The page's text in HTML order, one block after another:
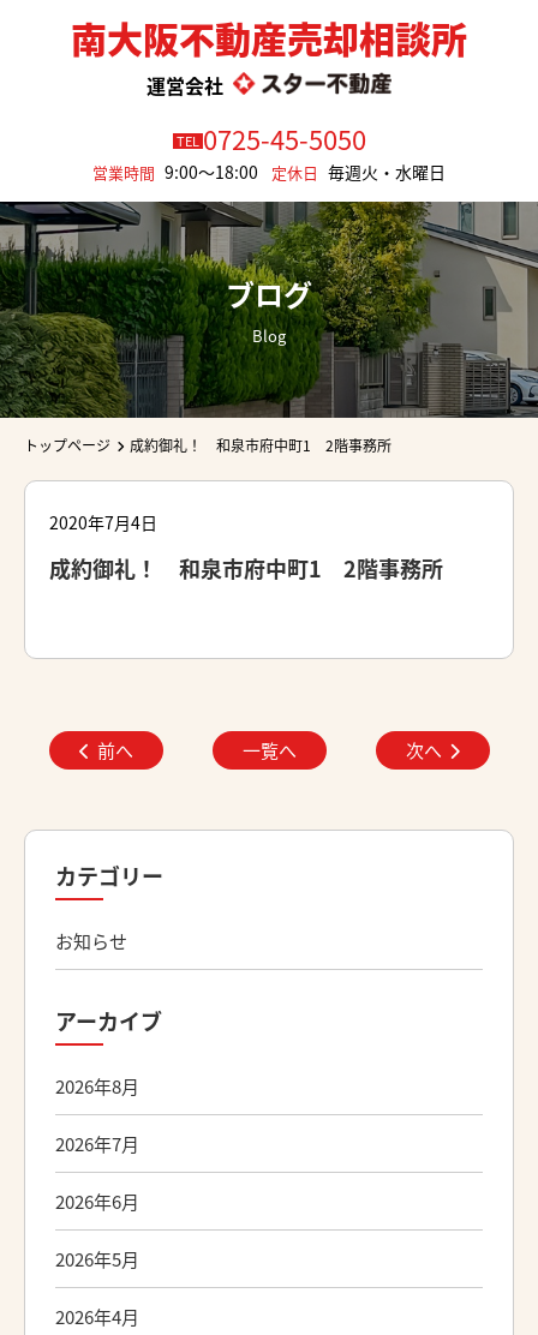
南大阪不動産売却相談所
運営会社
TEL0725-45-5050
営業時間 9:00～18:00 定休日 毎週火・水曜日
ブログ
Blog
トップページ 成約御礼！ 和泉市府中町1 2階事務所
2020年7月4日
成約御礼！ 和泉市府中町1 2階事務所
前へ 一覧へ 次へ
カテゴリー
お知らせ
アーカイブ
2026年8月
2026年7月
2026年6月
2026年5月
2026年4月